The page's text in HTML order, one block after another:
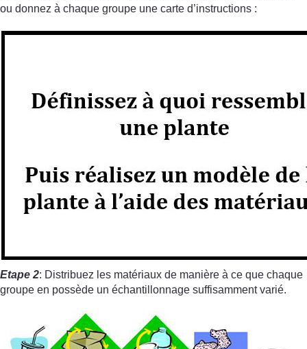
ou donnez à chaque groupe une carte d’instructions :
Etape 2: Distribuez les matériaux de manière à ce que chaque
groupe en possède un échantillonnage suffisamment varié.